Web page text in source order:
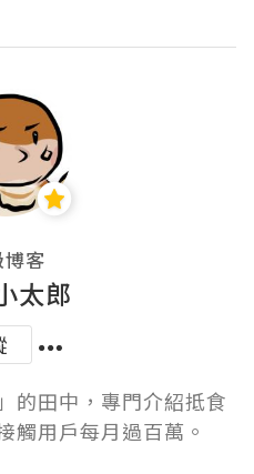
博客
太郎
的田中，專門介紹抵食
觸用戶每月過百萬。